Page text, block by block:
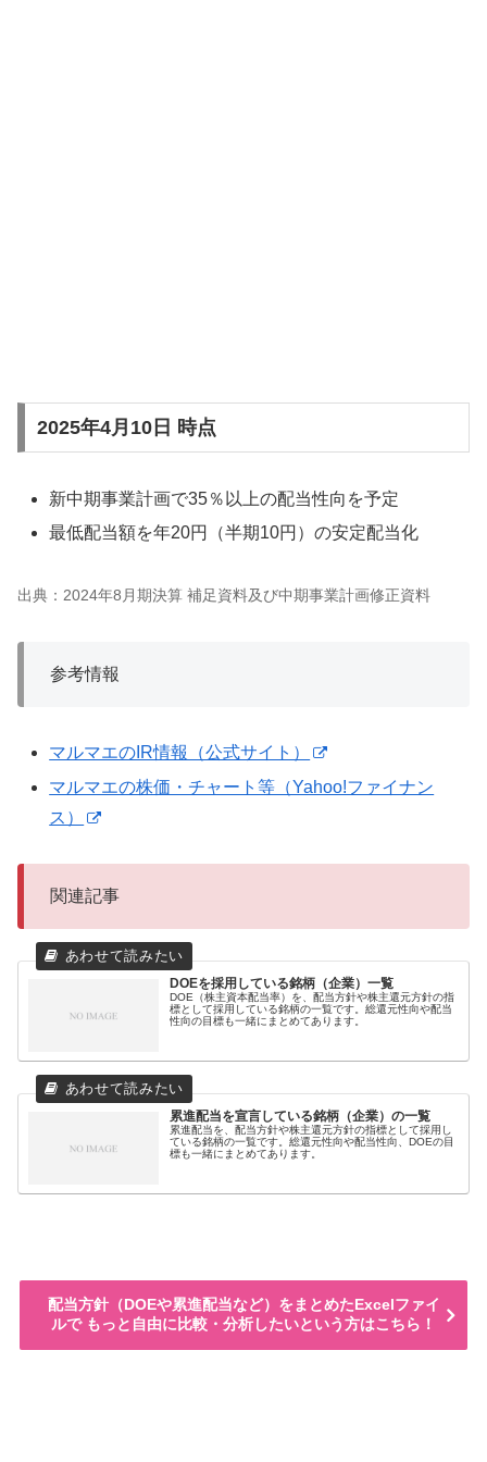
2025年4月10日 時点
新中期事業計画で35％以上の配当性向を予定
最低配当額を年20円（半期10円）の安定配当化
出典：2024年8月期決算 補足資料及び中期事業計画修正資料
参考情報
マルマエのIR情報（公式サイト）
マルマエの株価・チャート等（Yahoo!ファイナン
ス）
関連記事
DOEを採用している銘柄（企業）一覧
DOE（株主資本配当率）を、配当方針や株主還元方針の指
標として採用している銘柄の一覧です。総還元性向や配当
性向の目標も一緒にまとめてあります。
累進配当を宣言している銘柄（企業）の一覧
累進配当を、配当方針や株主還元方針の指標として採用し
ている銘柄の一覧です。総還元性向や配当性向、DOEの目
標も一緒にまとめてあります。
配当方針（DOEや累進配当など）をまとめたExcelファイ
ルで もっと自由に比較・分析したいという方はこちら！